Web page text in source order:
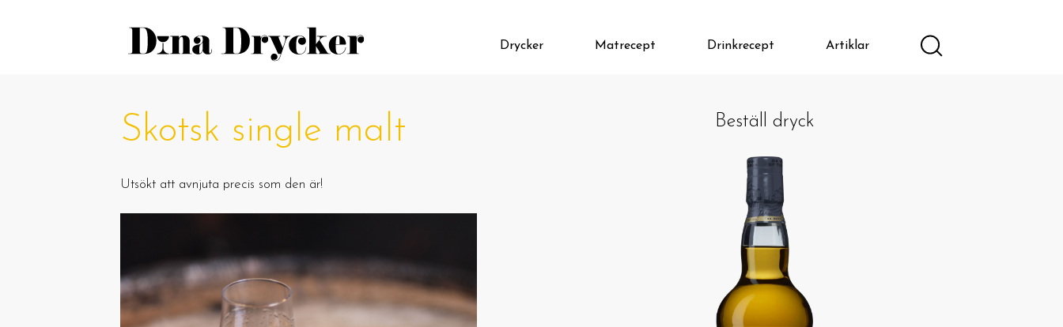
Drycker Matrecept Drinkrecept Artiklar
Skotsk single malt
Utsökt att avnjuta precis som den är!
Beställ dryck